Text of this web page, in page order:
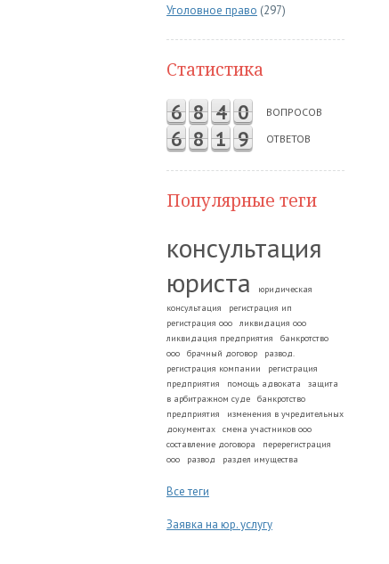
Уголовное право (297)
Статистика
6 8 4 0 ВОПРОСОВ
6 8 1 9 ОТВЕТОВ
Популярные теги
консультация
юриста
юридическая
консультация
регистрация ип
регистрация ооо
ликвидация ооо
ликвидация предприятия
банкротство
ооо
брачный договор
развод.
регистрация компании
регистрация
предприятия
помощь адвоката
защита
в арбитражном суде
банкротство
предприятия
изменения в учредительных
документах
смена участников ооо
составление договора
перерегистрация
ооо
развод раздел имущества
Все теги
Заявка на юр. услугу